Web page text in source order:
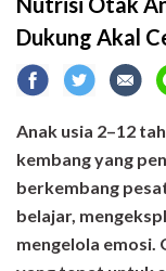
Dukung Akal
Anak usia 2–12
kembang yang
berkembang
belajar,
mengelola emosi.